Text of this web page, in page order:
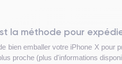
la méthode pour
bien emballer votre iPhone X pour
proche (plus d'informations